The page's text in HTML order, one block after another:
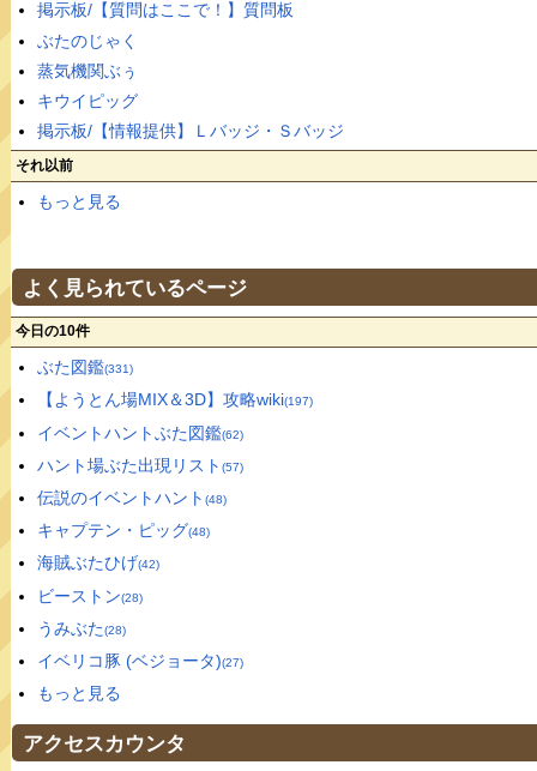
掲示板/【質問はここで！】質問板
ぶたのじゃく
蒸気機関ぶぅ
キウイピッグ
掲示板/【情報提供】Ｌバッジ・Ｓバッジ
それ以前
もっと見る
よく見られているページ
今日の10件
ぶた図鑑(331)
【ようとん場MIX＆3D】攻略wiki(197)
イベントハントぶた図鑑(62)
ハント場ぶた出現リスト (57)
伝説のイベントハント (48)
キャプテン・ピッグ(48)
海賊ぶたひげ(42)
ビーストン(28)
うみぶた(28)
イベリコ豚 (ベジョータ)(27)
もっと見る
アクセスカウンタ